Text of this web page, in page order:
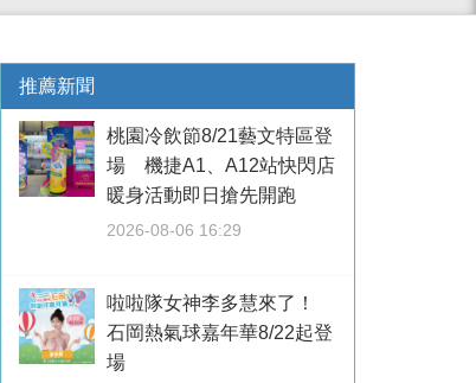
推薦新聞
桃園冷飲節8/21藝文特區登
場 機捷A1、A12站快閃店
暖身活動即日搶先開跑
2026-08-06 16:29
啦啦隊女神李多慧來了！
石岡熱氣球嘉年華8/22起登
場